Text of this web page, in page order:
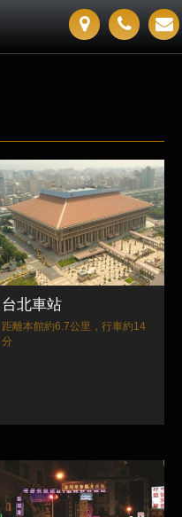
台北車站
距離本館約6.7公里，行車約14
分